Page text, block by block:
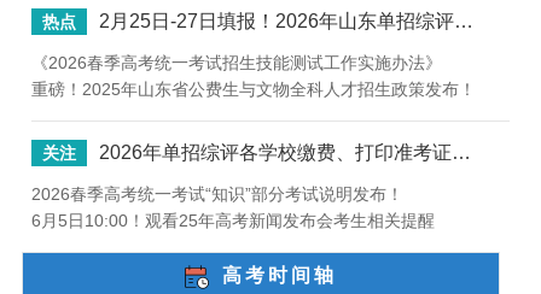
热点 2月25日-27日填报！2026年山东单招综评招生计划全汇总
《2026春季高考统一考试招生技能测试工作实施办法》
重磅！2025年山东省公费生与文物全科人才招生政策发布！
关注 2026年单招综评各学校缴费、打印准考证详细教程和各院校时间安排！
2026春季高考统一考试“知识”部分考试说明发布！
6月5日10:00！观看25年高考新闻发布会考生相关提醒
高考时间轴